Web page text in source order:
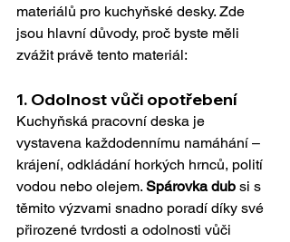
materiálů pro kuchyňské desky. Zde
jsou hlavní důvody, proč byste měli
zvážit právě tento materiál:
1. Odolnost vůči opotřebení
Kuchyňská pracovní deska je
vystavena každodennímu namáhání –
krájení, odkládání horkých hrnců, polití
vodou nebo olejem. Spárovka dub si s
těmito výzvami snadno poradí díky své
přirozené tvrdosti a odolnosti vůči